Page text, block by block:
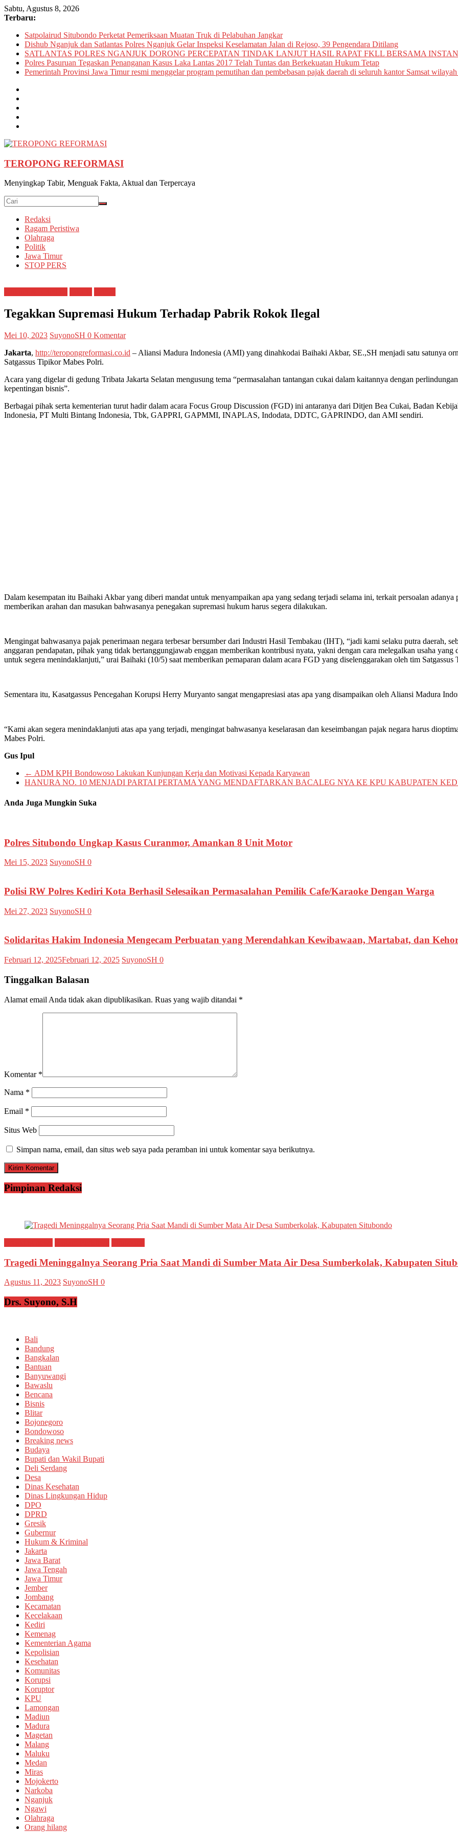
Skip
to
Sabtu, Agustus 8, 2026
Terbaru:
Satpolairud Situbondo Perketat Pemeriksaan Muatan Truk di Pelabuhan Jangkar
Dishub Nganjuk dan Satlantas Polres Nganjuk Gelar Inspeksi Keselamatan Jalan di Rejoso, 39 Pengendara Ditilang
SATLANTAS POLRES NGANJUK DORONG PERCEPATAN TINDAK LANJUT HASIL RAPAT FKLL BERSAMA
Polres Pasuruan Tegaskan Penanganan Kasus Laka Lantas 2017 Telah Tuntas dan Berkekuatan Hukum Tetap
Pemerintah Provinsi Jawa Timur resmi menggelar program pemutihan dan pembebasan pajak daerah di seluruh kantor Samsat
TEROPONG REFORMASI
Menyingkap Tabir, Menguak Fakta, Aktual dan Terpercaya
Redaksi
Ragam Peristiwa
Olahraga
Politik
Jawa Timur
STOP PERS
Tegakkan Supremasi Hukum Terhadap Pabrik Rokok Ilegal
Mei 10, 2023 SuyonoSH 0 Komentar
Jakarta, http://teropongreformasi.co.id – Aliansi Madura Indonesia (AMI) yang dinahkodai Baihaki Akbar, SE.,SH menjadi satu satunya
Satgassus Tipikor Mabes Polri.
Acara yang digelar di gedung Tribata Jakarta Selatan mengusung tema “permasalahan tantangan cukai dalam kaitannya dengan
kepentingan bisnis”.
Berbagai pihak serta kementerian turut hadir dalam acara Focus Group Discussion (FGD) ini antaranya dari Ditjen Bea Cukai, Badan
Indonesia, PT Multi Bintang Indonesia, Tbk, GAPPRI, GAPMMI, INAPLAS, Indodata, DDTC, GAPRINDO, dan AMI sendiri.
Dalam kesempatan itu Baihaki Akbar yang diberi mandat untuk menyampaikan apa yang sedang terjadi selama ini, terkait persoalan
memberikan arahan dan masukan bahwasanya penegakan supremasi hukum harus segera dilakukan.
Mengingat bahwasanya pajak penerimaan negara terbesar bersumber dari Industri Hasil Tembakau (IHT), “jadi kami selaku putra daerah,
anggaran pendapatan, pihak yang tidak bertanggungjawab enggan memberikan kontribusi nyata, yakni dengan cara melegalkan usaha
untuk segera menindaklanjuti,” urai Baihaki (10/5) saat memberikan pemaparan dalam acara FGD yang diselenggarakan oleh tim
Sementara itu, Kasatgassus Pencegahan Korupsi Herry Muryanto sangat mengapresiasi atas apa yang disampaikan oleh Aliansi Madura
“Kami akan segera menindaklanjuti atas apa yang terjadi, mengingat bahwasanya keselarasan dan keseimbangan pajak negara harus
Mabes Polri.
Gus Ipul
← ADM KPH Bondowoso Lakukan Kunjungan Kerja dan Motivasi Kepada Karyawan
HANURA NO. 10 MENJADI PARTAI PERTAMA YANG MENDAFTARKAN BACALEG NYA KE KPU KABUPATEN
Anda Juga Mungkin Suka
Polres Situbondo Ungkap Kasus Curanmor, Amankan 8 Unit Motor
Mei 15, 2023 SuyonoSH 0
Polisi RW Polres Kediri Kota Berhasil Selesaikan Permasalahan Pemilik Cafe/Karaoke Dengan Warga
Mei 27, 2023 SuyonoSH 0
Solidaritas Hakim Indonesia Mengecam Perbuatan yang Merendahkan Kewibawaan, Martabat, dan
Februari 12, 2025Februari 12, 2025 SuyonoSH 0
Tinggalkan Balasan
Alamat email Anda tidak akan dipublikasikan. Ruas yang wajib ditandai *
Komentar *
Nama *
Email *
Situs Web
Simpan nama, email, dan situs web saya pada peramban ini untuk komentar saya berikutnya.
Pimpinan Redaksi
Tragedi Meninggalnya Seorang Pria Saat Mandi di Sumber Mata Air Desa Sumberkolak, Kabupaten
Agustus 11, 2023 SuyonoSH 0
Drs. Suyono, S.H
Bali
Bandung
Bangkalan
Bantuan
Banyuwangi
Bawaslu
Bencana
Bisnis
Blitar
Bojonegoro
Bondowoso
Breaking news
Budaya
Bupati dan Wakil Bupati
Deli Serdang
Desa
Dinas Kesehatan
Dinas Lingkungan Hidup
DPO
DPRD
Gresik
Gubernur
Hukum & Kriminal
Jakarta
Jawa Barat
Jawa Tengah
Jawa Timur
Jember
Jombang
Kecamatan
Kecelakaan
Kediri
Kemenag
Kementerian Agama
Kepolisian
Kesehatan
Komunitas
Korupsi
Koruptor
KPU
Lamongan
Madiun
Madura
Magetan
Malang
Maluku
Medan
Miras
Mojokerto
Narkoba
Nganjuk
Ngawi
Olahraga
Orang hilang